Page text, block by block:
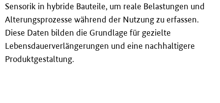
Sensorik in hybride Bauteile, um reale Belastungen und
Alterungsprozesse während der Nutzung zu erfassen.
Diese Daten bilden die Grundlage für gezielte
Lebensdauerverlängerungen und eine nachhaltigere
Produktgestaltung.